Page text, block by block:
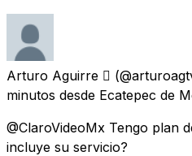
Arturo Aguirre 
minutos desde Ecatepec de
@ClaroVideoMx Tengo plan
incluye su servicio?